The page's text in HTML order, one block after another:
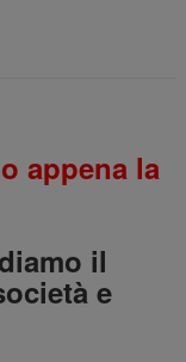
appena la
il
e